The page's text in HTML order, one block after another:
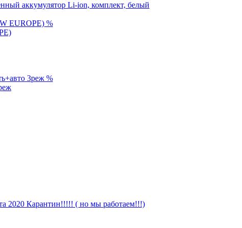
аккумулятор Li-ion, комплект, белый
%
%
2020 Карантин!!!!! ( но мы работаем!!!)